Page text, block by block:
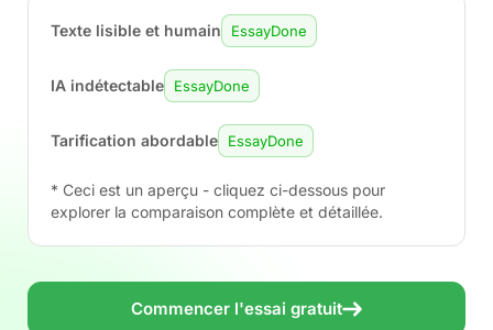
Texte lisible et humain EssayDone
IA indétectable EssayDone
Tarification abordable EssayDone
* Ceci est un aperçu - cliquez ci-dessous pour
explorer la comparaison complète et détaillée.
Commencer l'essai gratuit